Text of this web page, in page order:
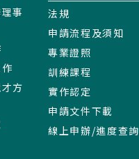
事
方
法規
申請流程及須知
專業證照
訓練課程
實作認定
申請文件下載
線上申辦/進度查詢